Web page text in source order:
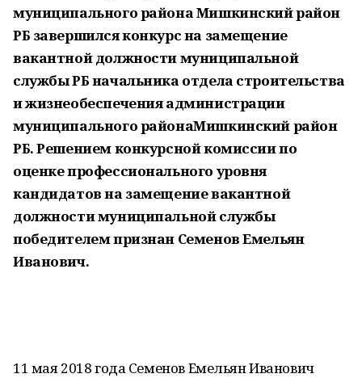
муниципального района Мишкинский район
РБ завершился конкурс на замещение
вакантной должности муниципальной
службы РБ начальника отдела строительства
и жизнеобеспечения администрации
муниципального районаМишкинский район
РБ. Решением конкурсной комиссии по
оценке профессионального уровня
кандидатов на замещение вакантной
должности муниципальной службы
победителем признан Семенов Емельян
Иванович.
11 мая 2018 года Семенов Емельян Иванович